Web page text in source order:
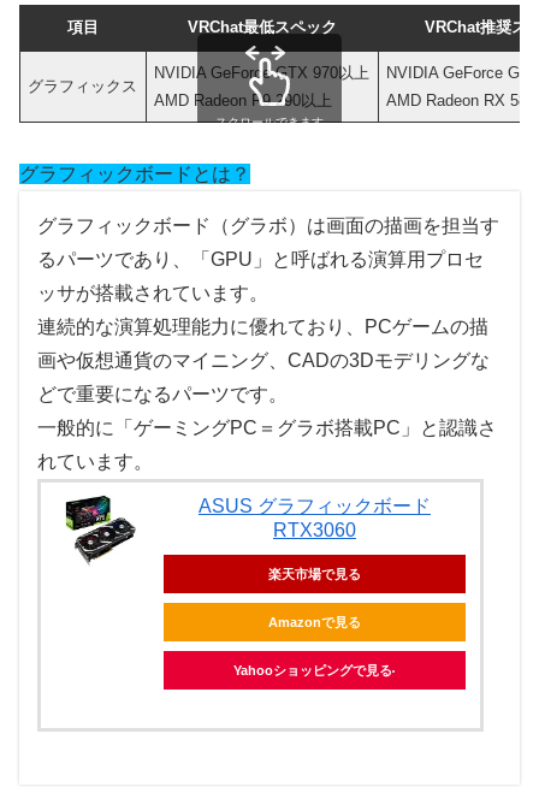
項目 VRChat最低スペック VRChat推奨ス
グラフィックス
NVIDIA GeForce GTX 970以上
AMD Radeon R9 290以上
NVIDIA GeForce
AMD Radeon RX
スクロールできます
グラフィックボードとは？
グラフィックボード（グラボ）は画面の描画を担当す
るパーツであり、「GPU」と呼ばれる演算用プロセ
ッサが搭載されています。
連続的な演算処理能力に優れており、PCゲームの描
画や仮想通貨のマイニング、CADの3Dモデリングな
どで重要になるパーツです。
一般的に「ゲーミングPC＝グラボ搭載PC」と認識さ
れています。
ASUS グラフィックボード
RTX3060
楽天市場で見る
Amazonで見る
Yahooショッピングで見る